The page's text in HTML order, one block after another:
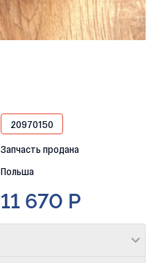
20970150
Запчасть продана
Польша
11 670 Р